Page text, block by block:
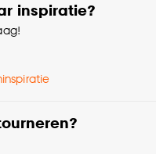
inspiratie?